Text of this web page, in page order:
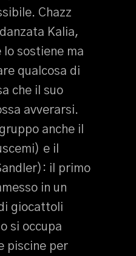
Chazz
Kalia,
lo sostiene ma
qualcosa di
che il suo
avverarsi.
anche il
e il
il primo
in un
giocattoli
si occupa
piscine per